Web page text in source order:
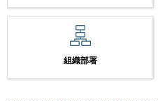
組織部署